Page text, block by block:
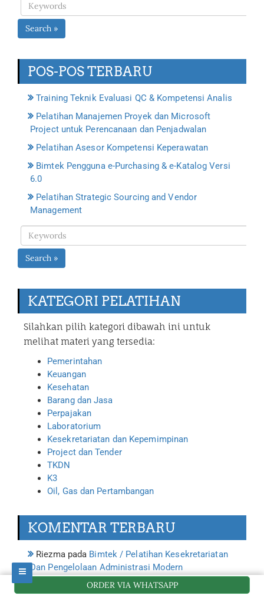
Search »
POS-POS TERBARU
Training Teknik Evaluasi QC & Kompetensi Analis
Pelatihan Manajemen Proyek dan Microsoft
Project untuk Perencanaan dan Penjadwalan
Pelatihan Asesor Kompetensi Keperawatan
Bimtek Pengguna e-Purchasing & e-Katalog Versi
6.0
Pelatihan Strategic Sourcing and Vendor
Management
ORDER VIA WHATSAPP
Search »
KATEGORI PELATIHAN
Silahkan pilih kategori dibawah ini untuk
melihat materi yang tersedia:
Pemerintahan
Keuangan
Kesehatan
Barang dan Jasa
Perpajakan
Laboratorium
Kesekretariatan dan Kepemimpinan
Project dan Tender
TKDN
K3
Oil, Gas dan Pertambangan
KOMENTAR TERBARU
Riezmapada Bimtek / Pelatihan Kesekretariatan
Dan Pengelolaan Administrasi Modern
Muhammad MasykurpadaPelatihan Legal